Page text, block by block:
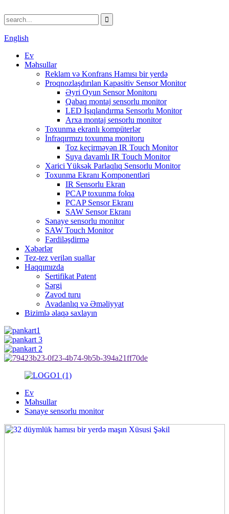
English
Ev
Məhsullar
Reklam və Konfrans Hamısı bir yerdə
Proqnozlaşdırılan Kapasitiv Sensor Monitor
Əyri Oyun Sensor Monitoru
Qabaq montaj sensorlu monitor
LED İşıqlandırma Sensorlu Monitor
Arxa montaj sensorlu monitor
Toxunma ekranlı kompüterlər
İnfraqırmızı toxunma monitoru
Toz keçirməyən IR Touch Monitor
Suya davamlı IR Touch Monitor
Xarici Yüksək Parlaqlıq Sensorlu Monitor
Toxunma Ekranı Komponentləri
IR Sensorlu Ekran
PCAP toxunma folqa
PCAP Sensor Ekranı
SAW Sensor Ekranı
Sənaye sensorlu monitor
SAW Touch Monitor
Fərdiləşdirmə
Xəbərlər
Tez-tez verilən suallar
Haqqımızda
Sertifikat Patent
Sərgi
Zavod turu
Avadanlıq və Əməliyyat
Bizimlə əlaqə saxlayın
Ev
Məhsullar
Sənaye sensorlu monitor